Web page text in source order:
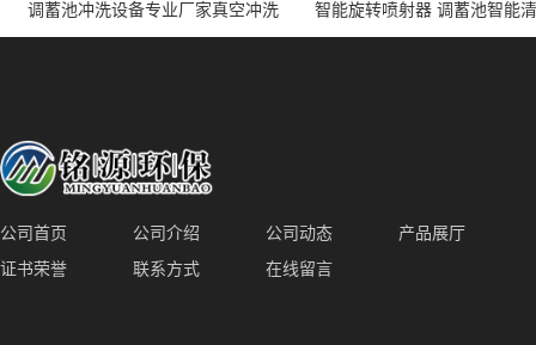
调蓄池冲洗设备专业厂家真空冲洗
装置厂家青岛铭源环保减少堵塞设
智能旋转喷射器 调蓄池智能
点对点面对面旋转清洗
公司首页 公司介绍 公司动态
产品展厅
证书荣誉
联系方式 在线留言